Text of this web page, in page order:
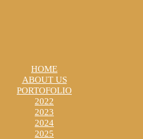
HOME
ABOUT US
PORTOFOLIO
2022
2023
2024
2025